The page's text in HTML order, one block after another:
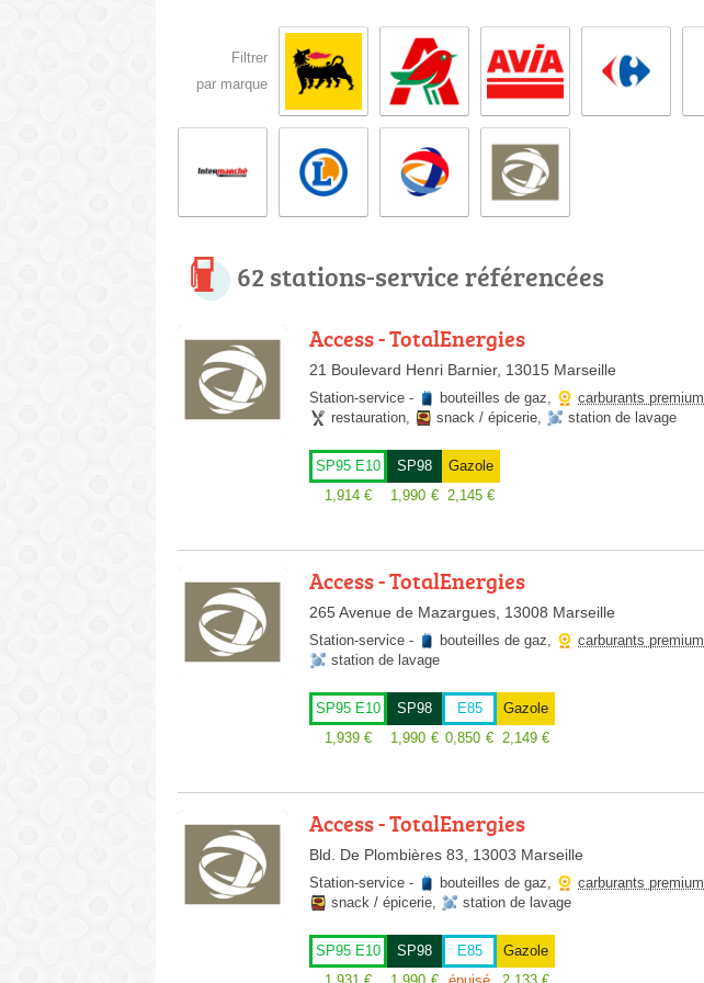
Filtrer
par marque
62 stations-service référencées
Access - TotalEnergies
21 Boulevard Henri Barnier, 13015 Marseille
Station-service - bouteilles de gaz, carburants premium
restauration, snack / épicerie, station de lavage
SP95 E10
1,914 €
SP98
1,990 €
Gazole
2,145 €
Access - TotalEnergies
265 Avenue de Mazargues, 13008 Marseille
Station-service - bouteilles de gaz, carburants premium
station de lavage
SP95 E10
1,939 €
SP98
1,990 €
E85
0,850 €
Gazole
2,149 €
Access - TotalEnergies
Bld. De Plombières 83, 13003 Marseille
Station-service - bouteilles de gaz, carburants premium
snack / épicerie, station de lavage
SP95 E10
SP98
E85
Gazole